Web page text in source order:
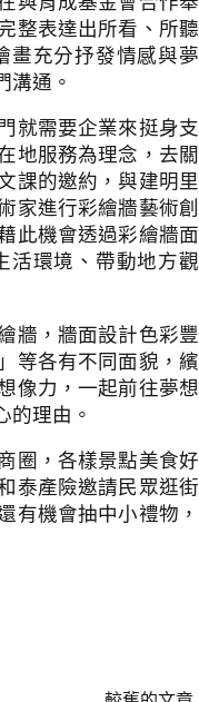
整表達出所看、所聽
畫充分抒發情感與夢
溝通。
就需要企業來挺身支
地服務為理念，去關
課的邀約，與建明里
家進行彩繪牆藝術創
此機會透過彩繪牆面
活環境、帶動地方觀
牆，牆面設計色彩豐
等各有不同面貌，繽
像力，一起前往夢想
的理由。
圈，各樣景點美食好
泰產險邀請民眾逛街
有機會抽中小禮物，